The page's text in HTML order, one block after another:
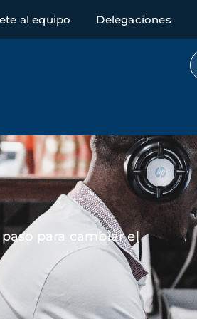
al equipo Delegaciones
para cambiar el